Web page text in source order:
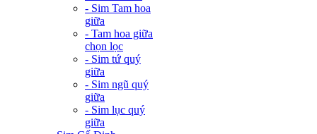
- Sim Tam hoa
giữa
- Tam hoa giữa
chọn lọc
- Sim tứ quý
giữa
- Sim ngũ quý
giữa
- Sim lục quý
giữa